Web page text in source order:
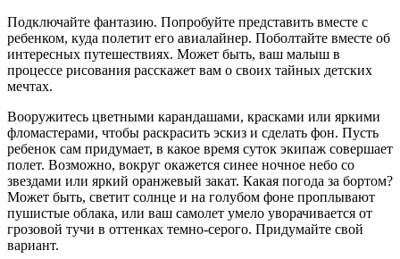
Подключайте фантазию. Попробуйте представить вместе с
ребенком, куда полетит его авиалайнер. Поболтайте вместе об
интересных путешествиях. Может быть, ваш малыш в
процессе рисования расскажет вам о своих тайных детских
мечтах.
Вооружитесь цветными карандашами, красками или яркими
фломастерами, чтобы раскрасить эскиз и сделать фон. Пусть
ребенок сам придумает, в какое время суток экипаж совершает
полет. Возможно, вокруг окажется синее ночное небо со
звездами или яркий оранжевый закат. Какая погода за бортом?
Может быть, светит солнце и на голубом фоне проплывают
пушистые облака, или ваш самолет умело уворачивается от
грозовой тучи в оттенках темно-серого. Придумайте свой
вариант.